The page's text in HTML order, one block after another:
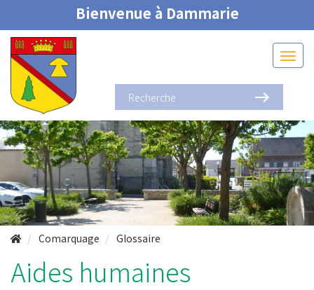
Bienvenue à Dammarie
Comarquage Glossaire
Aides humaines